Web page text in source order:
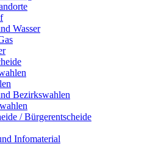
Wasser
Bezirkswahlen
/ Bürgerentscheide
Infomaterial